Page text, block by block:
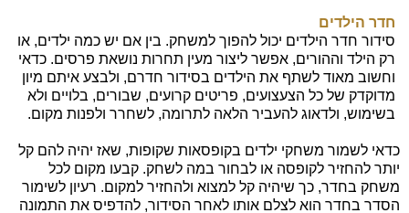
חדר הילדים
סידור חדר הילדים יכול להפוך למשחק. בין אם יש כמה ילדים, או
רק הילד וההורים, אפשר ליצור מעין תחרות נושאת פרסים. כדאי
וחשוב מאוד לשתף את הילדים בסידור חדרם, ולבצע איתם מיון
מדוקדק של כל הצעצועים, פריטים קרועים, שבורים, בלויים ולא
בשימוש, ולדאוג להעביר הלאה לתרומה, לשחרר ולפנות מקום.
כדאי לשמור משחקי ילדים בקופסאות שקופות, שאז יהיה להם קל
יותר להחזיר לקופסה או לבחור במה לשחק. קבעו מקום לכל
משחק בחדר, כך שיהיה קל למצוא ולהחזיר למקום. רעיון לשימור
הסדר בחדר הוא לצלם אותו לאחר הסידור, להדפיס את התמונה